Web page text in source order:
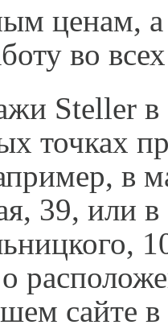
ценам, а
во
Steller
точках
39,
сайте